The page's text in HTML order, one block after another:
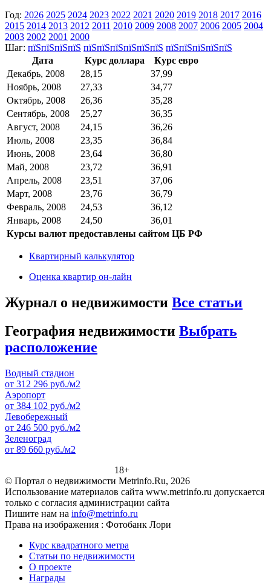
Год: 2026 2025 2024 2023 2022 2021 2020 2019 2018 2017 2016
2015 2014 2013 2012 2011 2010 2009 2008 2007 2006 2005 2004
2003 2002 2001 2000
Шаг: пїЅпїЅпїЅпїЅ пїЅпїЅпїЅпїЅпїЅпїЅ пїЅпїЅпїЅпїЅпїЅ
Дата
Курс доллара
Курс евро
Декабрь, 2008
28,15
37,99
Ноябрь, 2008
27,33
34,77
Октябрь, 2008
26,36
35,28
Сентябрь, 2008
25,27
36,35
Август, 2008
24,15
36,26
Июль, 2008
23,35
36,84
Июнь, 2008
23,64
36,80
Май, 2008
23,72
36,91
Апрель, 2008
23,51
37,06
Март, 2008
23,76
36,79
Февраль, 2008
24,53
36,12
Январь, 2008
24,50
36,01
Курсы валют предоставлены сайтом ЦБ РФ
Квартирный калькулятор
Оценка квартир он-лайн
Журнал о недвижимости Все статьи
География недвижимости Выбрать
расположение
Водный стадион
от 312 296 руб./м2
Аэропорт
от 384 102 руб./м2
Левобережный
от 246 500 руб./м2
Зеленоград
от 89 660 руб./м2
18+
© Портал о недвижимости Metrinfo.Ru, 2026
Использование материалов сайта www.metrinfo.ru допускается
только с согласия администрации сайта
Пишите нам на info@metrinfo.ru
Права на изображения : Фотобанк Лори
Курс квадратного метра
Статьи по недвижимости
О проекте
Награды